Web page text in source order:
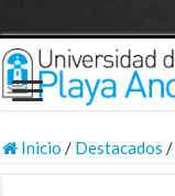
Inicio / Destacados /